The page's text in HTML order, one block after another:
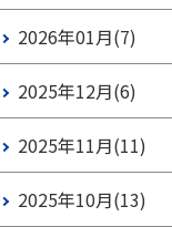
2026年01月(7)
2025年12月(6)
2025年11月(11)
2025年10月(13)